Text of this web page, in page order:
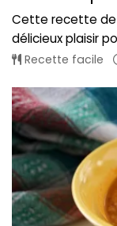
Cette recette de
délicieux plaisir
Recette facile